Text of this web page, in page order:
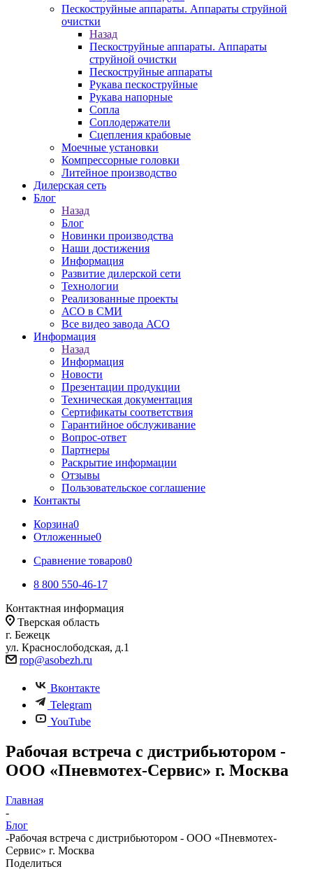
Пескоструйные аппараты. Аппараты струйной
очистки
Назад
Пескоструйные аппараты. Аппараты
струйной очистки
Пескоструйные аппараты
Рукава пескоструйные
Рукава напорные
Сопла
Соплодержатели
Сцепления крабовые
Моечные установки
Компрессорные головки
Литейное производство
Дилерская сеть
Блог
Назад
Блог
Новинки производства
Наши достижения
Информация
Развитие дилерской сети
Технологии
Реализованные проекты
АСО в СМИ
Все видео завода АСО
Информация
Назад
Информация
Новости
Презентации продукции
Техническая документация
Сертификаты соответствия
Гарантийное обслуживание
Вопрос-ответ
Партнеры
Раскрытие информации
Отзывы
Пользовательское соглашение
Контакты
Корзина0
Отложенные0
Сравнение товаров0
8 800 550-46-17
Контактная информация
Тверская область
г. Бежецк
ул. Краснослободская, д.1
rop@asobezh.ru
Вконтакте
Telegram
YouTube
Рабочая встреча с дистрибьютором -
ООО «Пневмотех-Сервис» г. Москва
Главная
-
Блог
-Рабочая встреча с дистрибьютором - ООО «Пневмотех-
Сервис» г. Москва
Поделиться